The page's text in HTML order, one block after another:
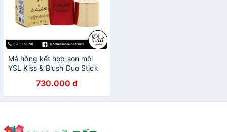
Má hồng kết hợp son môi
YSL Kiss & Blush Duo Stick
Ouibeaute730.000 đ